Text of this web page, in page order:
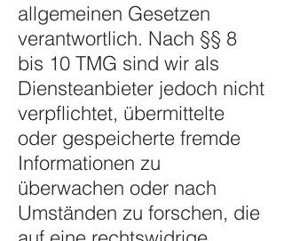
allgemeinen Gesetzen
verantwortlich. Nach §§ 8
bis 10 TMG sind wir als
Diensteanbieter jedoch nicht
verpflichtet, übermittelte
oder gespeicherte fremde
Informationen zu
überwachen oder nach
Umständen zu forschen, die